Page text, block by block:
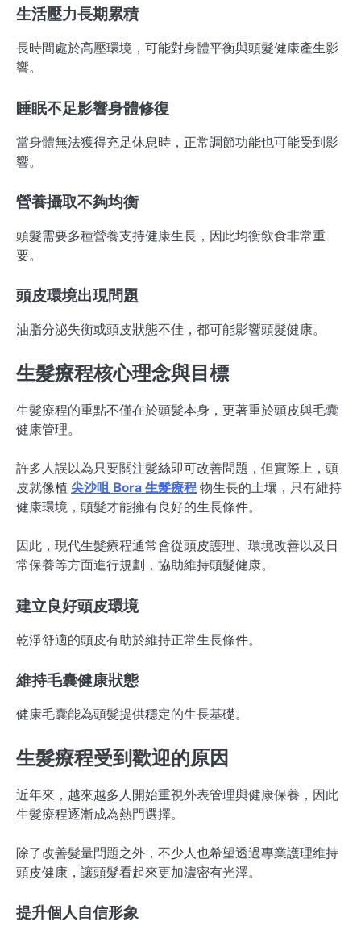
生活壓力長期累積
長時間處於高壓環境，可能對身體平衡與頭髮健康產生影
響。
睡眠不足影響身體修復
當身體無法獲得充足休息時，正常調節功能也可能受到影
響。
營養攝取不夠均衡
頭髮需要多種營養支持健康生長，因此均衡飲食非常重
要。
頭皮環境出現問題
油脂分泌失衡或頭皮狀態不佳，都可能影響頭髮健康。
生髮療程核心理念與目標
生髮療程的重點不僅在於頭髮本身，更著重於頭皮與毛囊
健康管理。
許多人誤以為只要關注髮絲即可改善問題，但實際上，頭
皮就像植 尖沙咀 Bora 生髮療程 物生長的土壤，只有維持
健康環境，頭髮才能擁有良好的生長條件。
因此，現代生髮療程通常會從頭皮護理、環境改善以及日
常保養等方面進行規劃，協助維持頭髮健康。
建立良好頭皮環境
乾淨舒適的頭皮有助於維持正常生長條件。
維持毛囊健康狀態
健康毛囊能為頭髮提供穩定的生長基礎。
生髮療程受到歡迎的原因
近年來，越來越多人開始重視外表管理與健康保養，因此
生髮療程逐漸成為熱門選擇。
除了改善髮量問題之外，不少人也希望透過專業護理維持
頭皮健康，讓頭髮看起來更加濃密有光澤。
提升個人自信形象